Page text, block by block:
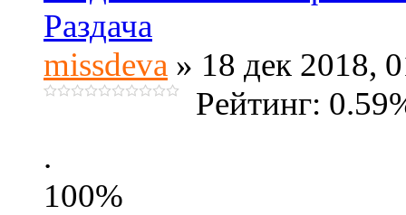
Раздача
missdeva » 18 дек 2018,
Рейтинг:
.
100%